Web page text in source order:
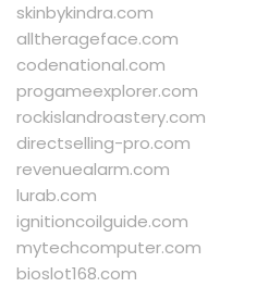
skinbykindra.com
alltherageface.com
codenational.com
progameexplorer.com
rockislandroastery.com
directselling-pro.com
revenuealarm.com
lurab.com
ignitioncoilguide.com
mytechcomputer.com
bioslot168.com